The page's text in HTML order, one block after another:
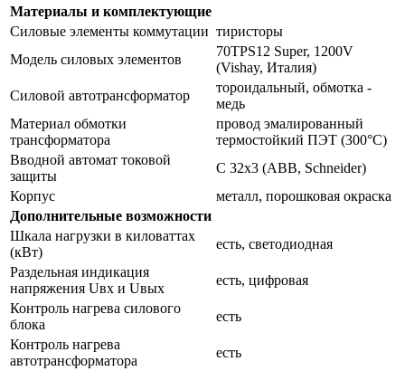
Материалы и комплектующие
Силовые элементы коммутации тиристоры
Модель силовых элементов
70TPS12 Super, 1200V
(Vishay, Италия)
Силовой автотрансформатор
тороидальный, обмотка -
медь
Материал обмотки
трансформатора
провод эмалированный
термостойкий ПЭТ (300°С)
Вводной автомат токовой
защиты
С 32х3 (ABB, Schneider)
Корпус
металл, порошковая окраска
Дополнительные возможности
Шкала нагрузки в киловаттах
(кВт)
есть, светодиодная
Раздельная индикация
напряжения Uвх и Uвых
есть, цифровая
Контроль нагрева силового
блока
есть
Контроль нагрева
автотрансформатора
есть